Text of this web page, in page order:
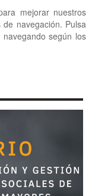
mejorar nuestros
navegación. Pulsa
según los